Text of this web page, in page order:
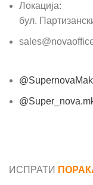
Локација:
бул.
ИСПРАТИ